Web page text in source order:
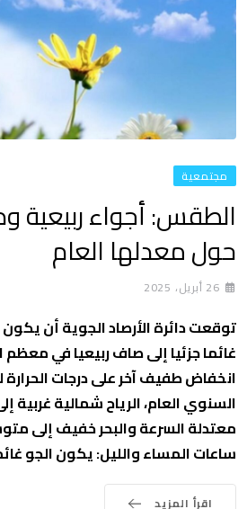
مجتمعية
الطقس: أجواء ربيعية
حول معدلها العام
26 أبريل، 2025
توقعت دائرة الأرصاد الجوية أن يكون
غائما جزئيا إلى صاف ربيعيا في معظم
انخفاض طفيف آخر على درجات
السنوي العام، الرياح شمالية غربية
معتدلة السرعة والبحر خفيف إلى
ساعات المساء والليل: يكون الجو
اقرأ المزيد